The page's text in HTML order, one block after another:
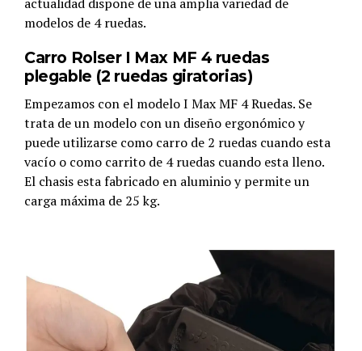
modelos de 4 ruedas.
Carro Rolser I Max MF 4 ruedas
plegable (2 ruedas giratorias)
Empezamos con el modelo I Max MF 4 Ruedas. Se
trata de un modelo con un diseño ergonómico y
puede utilizarse como carro de 2 ruedas cuando esta
vacío o como carrito de 4 ruedas cuando esta lleno.
El chasis esta fabricado en aluminio y permite un
carga máxima de 25 kg.